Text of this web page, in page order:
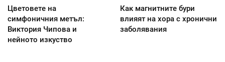
Цветовете на
симфоничния метъл:
Виктория Чипова и
нейното изкуство
Как магнитните бури
влияят на хора с хронични
заболявания